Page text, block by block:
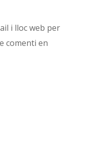
i lloc web per
comenti en